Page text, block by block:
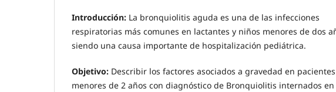
Introducción: La bronquiolitis aguda es una de las infecciones
respiratorias más comunes en lactantes y niños menores de dos
siendo una causa importante de hospitalización pediátrica.
Objetivo: Describir los factores asociados a gravedad en pacientes
menores de 2 años con diagnóstico de Bronquiolitis internados en